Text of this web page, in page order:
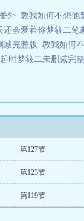
外 教我如何不想他
还会爱着你梦筱二笔
减完整版 教我如何
时梦筱二未删减完
第127节
第123节
第119节